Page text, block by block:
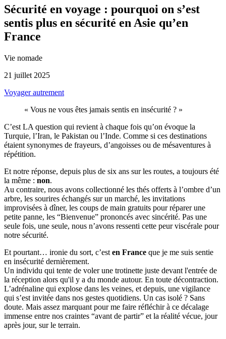
Sécurité en voyage : pourquoi on s’est
sentis plus en sécurité en Asie qu’en
France
Vie nomade
21 juillet 2025
Voyager autrement
« Vous ne vous êtes jamais sentis en insécurité ? »
C’est LA question qui revient à chaque fois qu’on évoque la
Turquie, l’Iran, le Pakistan ou l’Inde. Comme si ces destinations
étaient synonymes de frayeurs, d’angoisses ou de mésaventures à
répétition.
Et notre réponse, depuis plus de six ans sur les routes, a toujours été
la même : non.
Au contraire, nous avons collectionné les thés offerts à l’ombre d’un
arbre, les sourires échangés sur un marché, les invitations
improvisées à dîner, les coups de main gratuits pour réparer une
petite panne, les “Bienvenue” prononcés avec sincérité. Pas une
seule fois, une seule, nous n’avons ressenti cette peur viscérale pour
notre sécurité.
Et pourtant… ironie du sort, c’est en France que je me suis sentie
en insécurité dernièrement.
Un individu qui tente de voler une trotinette juste devant l'entrée de
la réception alors qu'il y a du monde autour. En toute décontraction.
L’adrénaline qui explose dans les veines, et depuis, une vigilance
qui s’est invitée dans nos gestes quotidiens. Un cas isolé ? Sans
doute. Mais assez marquant pour me faire réfléchir à ce décalage
immense entre nos craintes “avant de partir” et la réalité vécue, jour
après jour, sur le terrain.